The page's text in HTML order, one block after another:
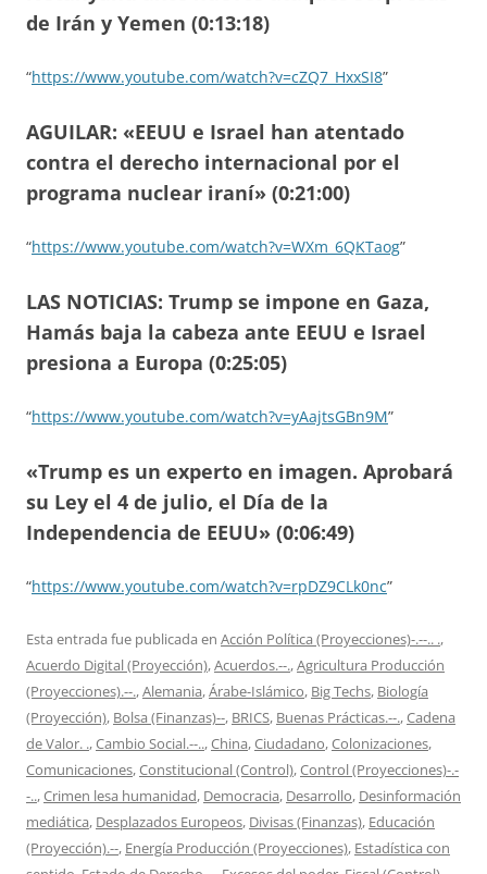
de Irán y Yemen (0:13:18)
“https://www.youtube.com/watch?v=cZQ7_HxxSI8”
AGUILAR: «EEUU e Israel han atentado
contra el derecho internacional por el
programa nuclear iraní» (0:21:00)
“https://www.youtube.com/watch?v=WXm_6QKTaog”
LAS NOTICIAS: Trump se impone en Gaza,
Hamás baja la cabeza ante EEUU e Israel
presiona a Europa (0:25:05)
“https://www.youtube.com/watch?v=yAajtsGBn9M”
«Trump es un experto en imagen. Aprobará
su Ley el 4 de julio, el Día de la
Independencia de EEUU» (0:06:49)
“https://www.youtube.com/watch?v=rpDZ9CLk0nc”
Esta entrada fue publicada en Acción Política (Proyecciones)-.--.. .,
Acuerdo Digital (Proyección),Acuerdos.--.,Agricultura Producción
(Proyecciones).--.,Alemania,Árabe-Islámico, Big Techs, Biología
(Proyección), Bolsa (Finanzas)--, BRICS, Buenas Prácticas.--.,Cadena
de Valor. .,Cambio Social.--..,China,Ciudadano,Colonizaciones,
Comunicaciones,Constitucional (Control),Control (Proyecciones)-.-
-..,Crimen lesa humanidad, Democracia, Desarrollo, Desinformación
mediática, Desplazados Europeos, Divisas (Finanzas), Educación
(Proyección).--, Energía Producción (Proyecciones), Estadística con